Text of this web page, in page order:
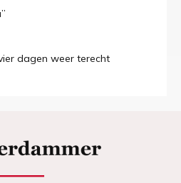
dagen weer terecht